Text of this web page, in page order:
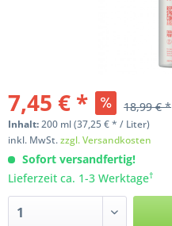
7,45 € * 18,99 € *
Inhalt:200 ml(37,25 € * / Liter)
inkl. MwSt.zzgl. Versandkosten
Sofort versandfertig!
Lieferzeit ca. 1-3 Werktage†